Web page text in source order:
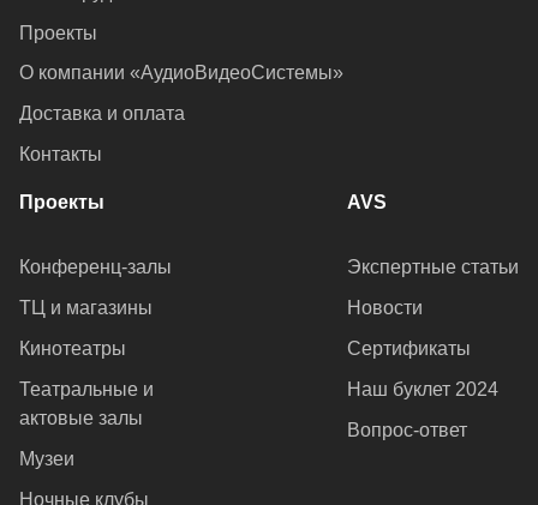
Проекты
О компании «АудиоВидеоСистемы»
Доставка и оплата
Контакты
Проекты
Конференц-залы
ТЦ и магазины
Кинотеатры
Театральные и
актовые залы
Музеи
Ночные клубы
AVS
Экспертные статьи
Новости
Сертификаты
Наш буклет 2024
Вопрос-ответ